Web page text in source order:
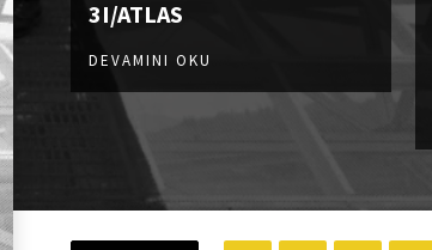
3I/ATLAS
DEVAMINI OKU